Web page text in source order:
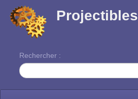
Projectibles
Rechercher :